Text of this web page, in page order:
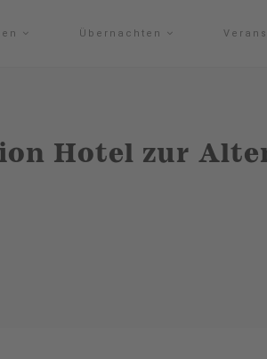
Übernachten
Hotel zur